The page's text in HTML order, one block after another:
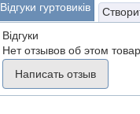
Відгуки гуртовиків
Відгуки
Нет отзывов об этом
Написать отзыв